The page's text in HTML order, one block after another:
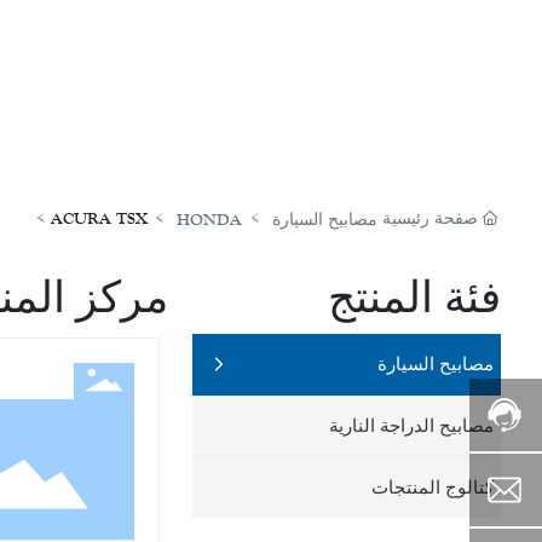
صفحة رئيسية مصابيح السيارة HONDA
ACURA TSX
فئة المنتج
مصابيح السيارة
مصابيح الدراجة النارية
كتالوج المنتجات
مركز
الخط
الساخن:
+86-
13957814174
المواعد:8:00
-
24:00
738006920@qq.com